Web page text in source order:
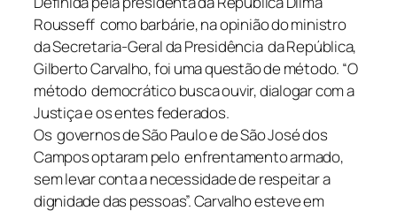
Rousseff como barbárie, na opinião do ministro
da Secretaria-Geral da Presidência da República,
Gilberto Carvalho, foi uma questão de método. “O
método democrático busca ouvir, dialogar com a
Justiça e os entes federados.
Os governos de São Paulo e de São José dos
Campos optaram pelo enfrentamento armado,
sem levar conta a necessidade de respeitar a
dignidade das pessoas”. Carvalho esteve em